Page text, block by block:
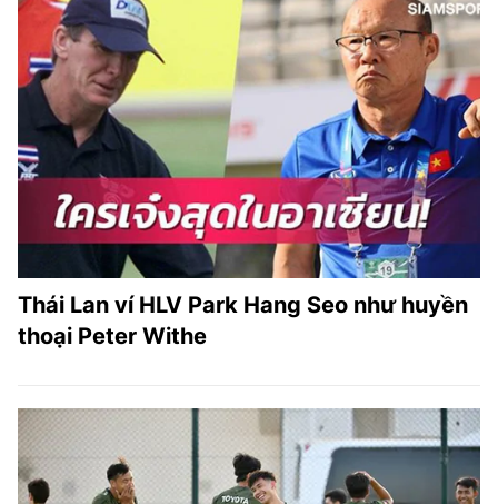
MẠNG XÃ HỘI
Thái Lan ví HLV Park Hang Seo như huyền
thoại Peter Withe